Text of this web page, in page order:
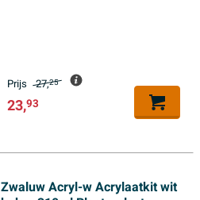
Prijs 27,25
23,93
Zwaluw Acryl-w Acrylaatkit wit